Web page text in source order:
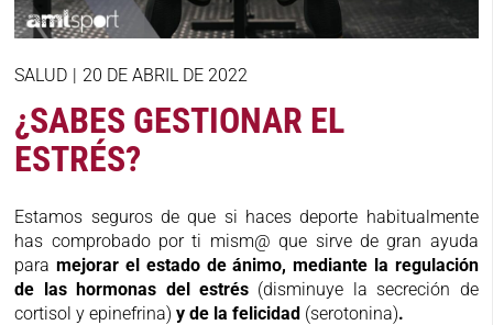
SALUD | 20 DE ABRIL DE 2022
¿SABES GESTIONAR EL
ESTRÉS?
Estamos seguros de que si haces deporte habitualmente
has comprobado por ti mism@ que sirve de gran ayuda
paramejorar el estado de ánimo, mediante la regulación
de las hormonas del estrés (disminuye la secreción de
cortisol y epinefrina)y de la felicidad (serotonina).